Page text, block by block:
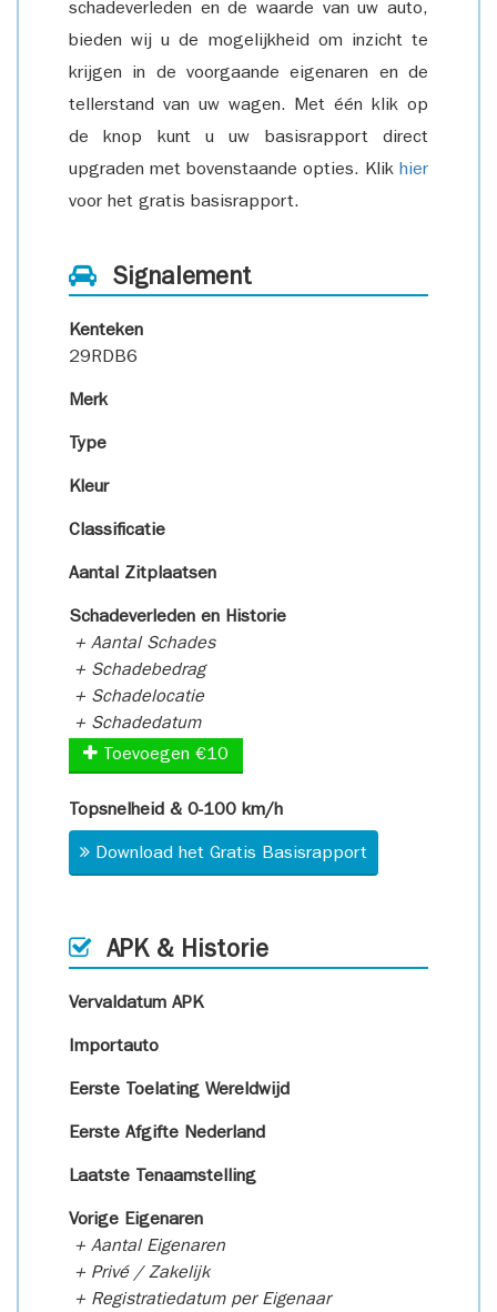
schadeverleden en de waarde van uw auto,
bieden wij u de mogelijkheid om inzicht te
krijgen in de voorgaande eigenaren en de
tellerstand van uw wagen. Met één klik op
de knop kunt u uw basisrapport direct
upgraden met bovenstaande opties. Klik hier
voor het gratis basisrapport.
Signalement
Kenteken
29RDB6
Merk
Type
Kleur
Classificatie
Aantal Zitplaatsen
Schadeverleden en Historie
+ Aantal Schades
+ Schadebedrag
+ Schadelocatie
+ Schadedatum
Toevoegen €10
Topsnelheid & 0-100 km/h
Download het Gratis Basisrapport
APK & Historie
Vervaldatum APK
Importauto
Eerste Toelating Wereldwijd
Eerste Afgifte Nederland
Laatste Tenaamstelling
Vorige Eigenaren
+ Aantal Eigenaren
+ Privé / Zakelijk
+ Registratiedatum per Eigenaar